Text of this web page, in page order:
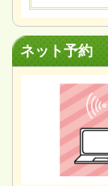
ネット予約